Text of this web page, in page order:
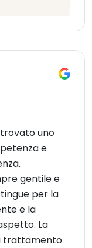
uno
e
gentile e
per la
e la
La
trattamento